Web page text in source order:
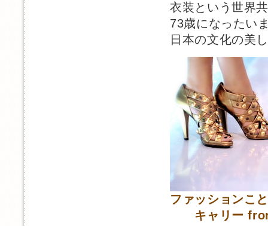
衣装という世界
73歳になったい
日本の文化の美
ファッションこ
キャリー from